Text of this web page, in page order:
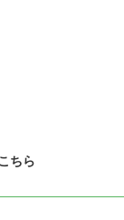
ちら